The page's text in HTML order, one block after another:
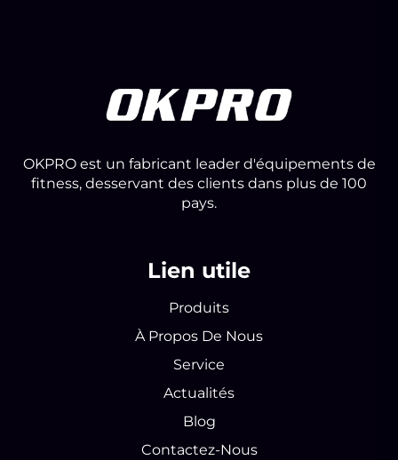
OKPRO est un fabricant leader d'équipements de
fitness, desservant des clients dans plus de 100
pays.
Lien utile
Produits
À Propos De Nous
Service
Actualités
Blog
Contactez-Nous